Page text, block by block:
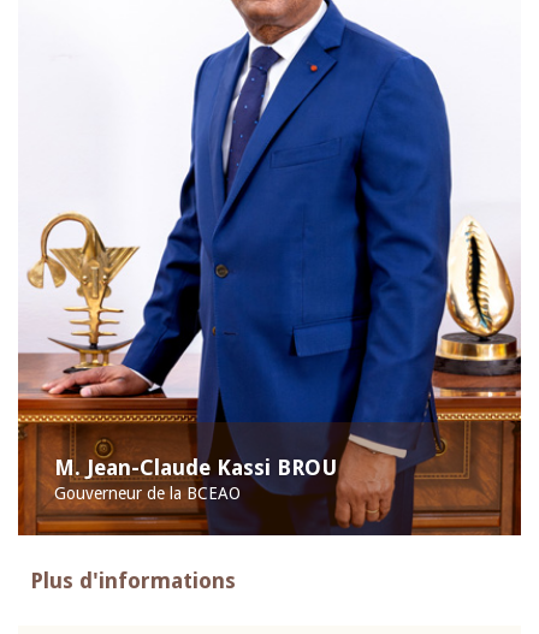
M. Jean-Claude Kassi BROU
Gouverneur de la BCEAO
Plus d'informations